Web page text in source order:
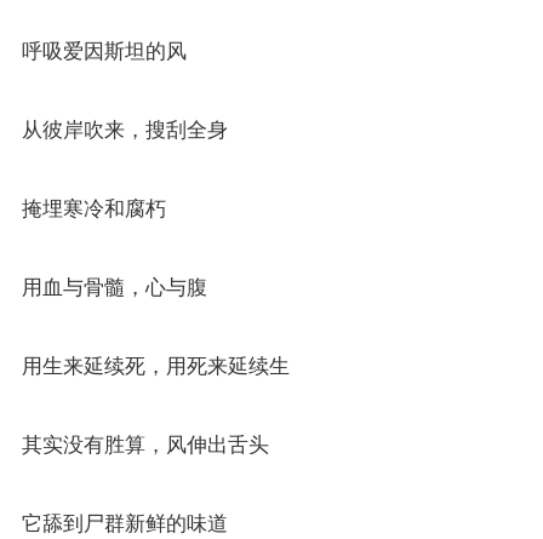
呼吸爱因斯坦的风
从彼岸吹来，搜刮全身
掩埋寒冷和腐朽
用血与骨髓，心与腹
用生来延续死，用死来延续生
其实没有胜算，风伸出舌头
它舔到尸群新鲜的味道